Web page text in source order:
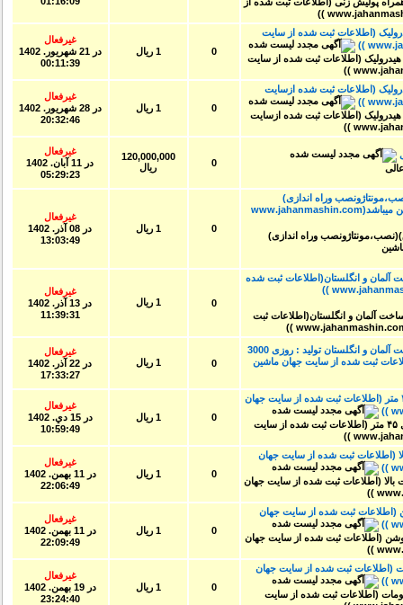
تن و میز هیدرولیک (اطلاعات ثبت شده از سایت
غیرفعال
در
21 شهريور. 1402
00:11:39
تن و میز هیدرولیک (اطلاعات ثبت‌ شده ازسایت
غیرفعال
در
28 شهريور. 1402
20:32:46
120,000,000
ریال
غیرفعال
در
11 آبان. 1402
05:29:23
وراه اندازی)
(اطلاعات ثبت شده از سایت جهان ماشین میباشد(www.jahanmashin.com
غیرفعال
در
08 آذر. 1402
13:03:49
و انگلستان(اطلاعات ثبت شده
غیرفعال
در
13 آذر. 1402
11:39:31
خط کامل سلفون یک، دو و سه لایه ساخت آلمان و انگلستان تولید : روزی 3000
متر (اطلاعات ثبت شده از سایت جهان ماشین
غیرفعال
در
22 آذر. 1402
17:33:27
سال خرید ۱۳۹۲-طول تونل ۴۵ متر (اطلاعات ثبت شده از سایت جهان
غیرفعال
در
15 دي. 1402
10:59:49
اف ۲۰۱۷ سرعت بالا (اطلاعات ثبت شده از سایت جهان
غیرفعال
در
11 بهمن. 1402
22:06:49
۶ گوش ام ۱۰ و ام ۸ روشن (اطلاعات ثبت شده از سایت جهان
غیرفعال
در
11 بهمن. 1402
22:09:49
ثبت شده از سایت جهان
غیرفعال
در
19 بهمن. 1402
23:24:40